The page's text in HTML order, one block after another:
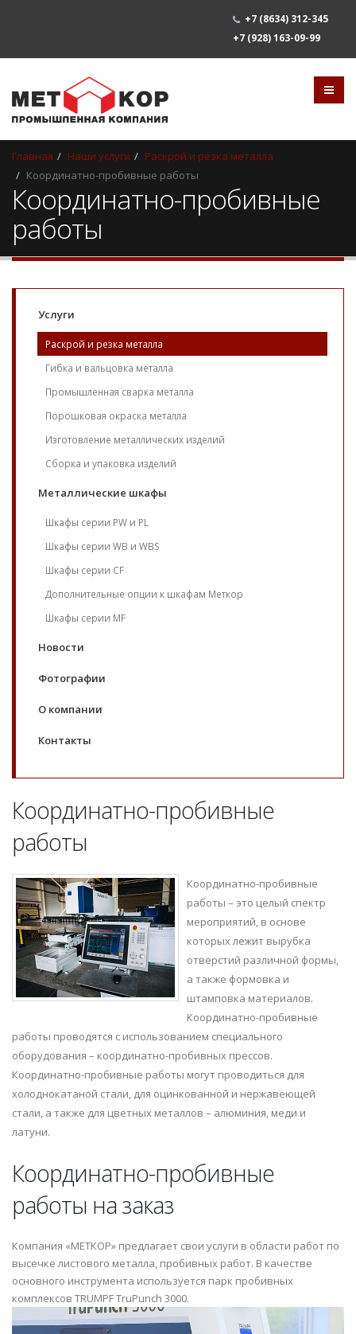
+7 (8634) 312-345
+7 (928) 163-09-99
Главная Наши услуги
Раскрой и резка металла
Координатно-пробивные работы
Координатно-пробивные
работы
Услуги
Раскрой и резка металла
Гибка и вальцовка металла
Промышленная сварка металла
Порошковая окраска металла
Изготовление металлических изделий
Сборка и упаковка изделий
Металлические шкафы
Шкафы серии PW и PL
Шкафы серии WB и WBS
Шкафы серии CF
Дополнительные опции к шкафам Меткор
Шкафы серии MF
Новости
Фотографии
О компании
Контакты
Координатно-пробивные
работы
Координатно-пробивные
работы – это целый спектр
мероприятий, в основе
которых лежит вырубка
отверстий различной формы,
а также формовка и
штамповка материалов.
Координатно-пробивные
работы проводятся с использованием специального
оборудования – координатно-пробивных прессов.
Координатно-пробивные работы могут проводиться для
холоднокатаной стали, для оцинкованной и нержавеющей
стали, а также для цветных металлов – алюминия, меди и
латуни.
Координатно-пробивные
работы на заказ
Компания «МЕТКОР» предлагает свои услуги в области работ по
высечке листового металла, пробивных работ. В качестве
основного инструмента используется парк пробивных
комплексов TRUMPF TruPunch 3000.